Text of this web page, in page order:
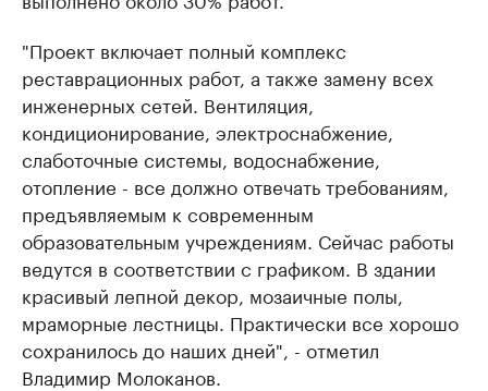
"Проект включает полный комплекс
реставрационных работ, а также замену всех
инженерных сетей. Вентиляция,
кондиционирование, электроснабжение,
слаботочные системы, водоснабжение,
отопление - все должно отвечать требованиям,
предъявляемым к современным
образовательным учреждениям. Сейчас работы
ведутся в соответствии с графиком. В здании
красивый лепной декор, мозаичные полы,
мраморные лестницы. Практически все хорошо
сохранилось до наших дней", - отметил
Владимир Молоканов.